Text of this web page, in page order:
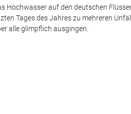
Hochwasser auf den deutschen
Tages des Jahres zu mehreren
alle glimpflich ausgingen.